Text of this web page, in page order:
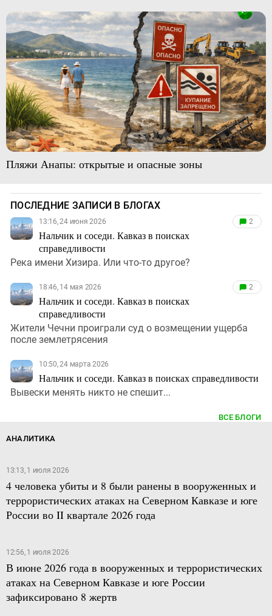
Пляжи Анапы: открытые и опасные зоны
ПОСЛЕДНИЕ ЗАПИСИ В БЛОГАХ
13:16, 24 июня 2026
Нальчик и соседи. Кавказ в поисках
справедливости
2
Река имени Хизира. Или что-то другое?
18:46, 14 мая 2026
Нальчик и соседи. Кавказ в поисках
справедливости
2
Жители Чечни проиграли суд о возмещении ущерба
после землетрясения
10:50, 24 марта 2026
Нальчик и соседи. Кавказ в поисках справедливости
Вывески менять никто не спешит...
ВСЕ БЛОГИ
АНАЛИТИКА
13:13, 1 июля 2026
4 человека убиты и 8 были ранены в вооруженных и
террористических атаках на Северном Кавказе и юге
России во II квартале 2026 года
12:56, 1 июля 2026
В июне 2026 года в вооруженных и террористических
атаках на Северном Кавказе и юге России
зафиксировано 8 жертв